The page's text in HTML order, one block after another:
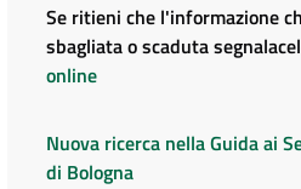
Se ritieni che l'informazione
sbagliata o scaduta
online
Nuova ricerca nella Guida ai
di Bologna